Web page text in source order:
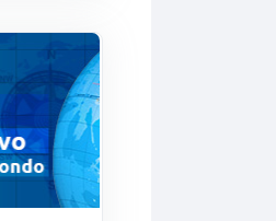
- 2025 - Turma 1
terrestre Interativo da